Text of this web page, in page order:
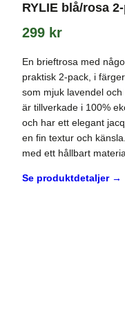
RYLIE blå/rosa
299 kr
En brieftrosa med
praktisk 2-pack, i
som mjuk lavendel
är tillverkade i 100%
och har ett elegant
en fin textur och
med ett hållbart
Se produktdetaljer →